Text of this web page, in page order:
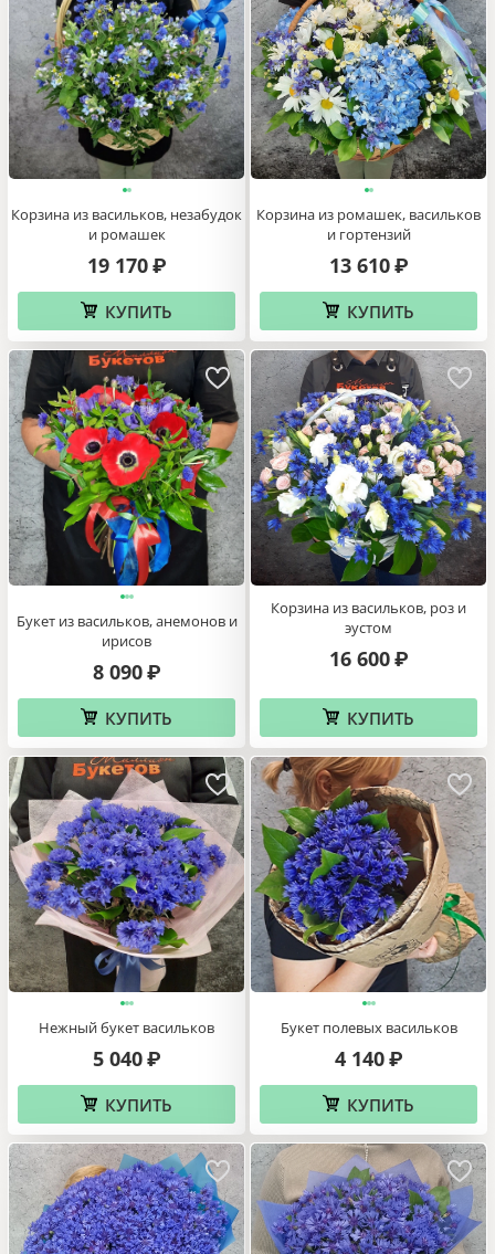
Корзина из васильков, незабудок
и ромашек
19 170 ₽
КУПИТЬ
Корзина из ромашек, васильков
и гортензий
13 610 ₽
КУПИТЬ
Букет из васильков, анемонов и
ирисов
8 090 ₽
КУПИТЬ
Корзина из васильков, роз и
эустом
16 600 ₽
КУПИТЬ
Нежный букет васильков
5 040 ₽
КУПИТЬ
Букет полевых васильков
4 140 ₽
КУПИТЬ